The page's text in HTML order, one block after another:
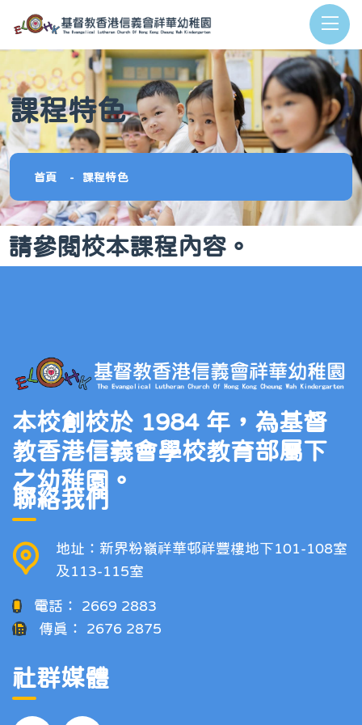
課程特色
首頁 課程特色
請參閱校本課程內容。
本校創校於 1984 年，為基督
教香港信義會學校教育部屬下
之幼稚園。
聯絡我們
地址：新界粉嶺祥華邨祥豐樓地下101-108室
及113-115室
電話： 2669 2883
傳真： 2676 2875
社群媒體